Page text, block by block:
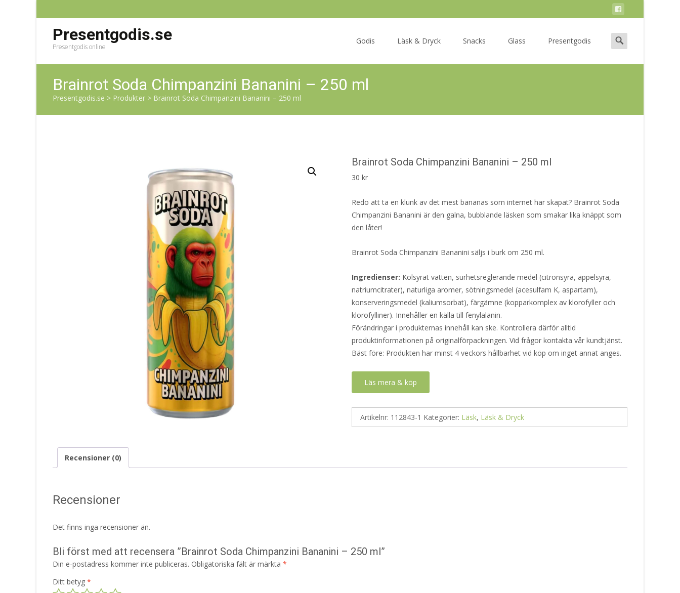
Presentgodis.se
Presentgodis online
Godis Läsk & Dryck Snacks Glass Presentgodis
Search
for:
Brainrot Soda Chimpanzini Bananini – 250 ml
Presentgodis.se > Produkter > Brainrot Soda Chimpanzini Bananini – 250 ml
Brainrot Soda Chimpanzini Bananini – 250 ml
30 kr
Redo att ta en klunk av det mest bananas som internet har skapat? Brainrot Soda
Chimpanzini Bananini är den galna, bubblande läsken som smakar lika knäppt som
den låter!
Brainrot Soda Chimpanzini Bananini säljs i burk om 250 ml.
Ingredienser: Kolsyrat vatten, surhetsreglerande medel (citronsyra, äppelsyra,
natriumcitrater), naturliga aromer, sötningsmedel (acesulfam K, aspartam),
konserveringsmedel (kaliumsorbat), färgämne (kopparkomplex av klorofyller och
klorofylliner). Innehåller en källa till fenylalanin.
Förändringar i produkternas innehåll kan ske. Kontrollera därför alltid
produktinformationen på originalförpackningen. Vid frågor kontakta vår kundtjänst.
Bäst före: Produkten har minst 4 veckors hållbarhet vid köp om inget annat anges.
Läs mera & köp
Artikelnr: 112843-1 Kategorier: Läsk, Läsk & Dryck
Recensioner (0)
Recensioner
Det finns inga recensioner än.
Bli först med att recensera ”Brainrot Soda Chimpanzini Bananini – 250 ml”
Din e-postadress kommer inte publiceras. Obligatoriska fält är märkta *
Ditt betyg *